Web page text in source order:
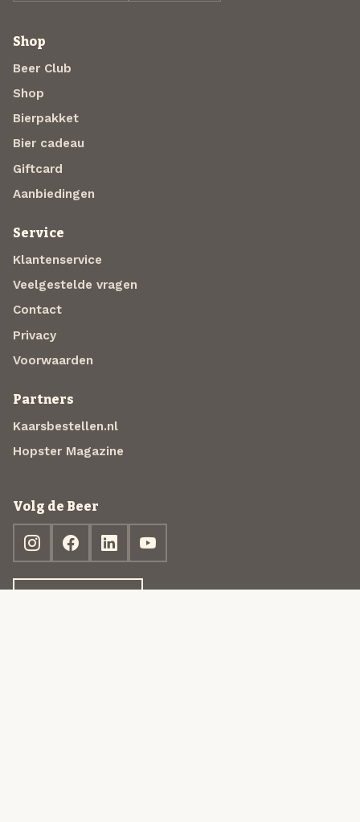
Shop
Beer Club
Shop
Bierpakket
Bier cadeau
Giftcard
Aanbiedingen
Service
Klantenservice
Veelgestelde vragen
Contact
Privacy
Voorwaarden
Partners
Kaarsbestellen.nl
Hopster Magazine
Volg de Beer